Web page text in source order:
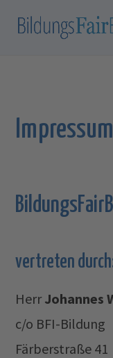
Impressum
vertreten
HerrJohannes
c/o BFI-Bildung
Färberstraße 41